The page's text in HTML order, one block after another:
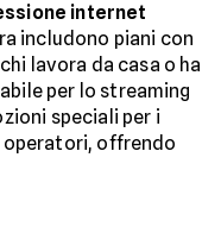
internet
includono piani con
lavora da casa o ha
per lo streaming
speciali per i
operatori, offrendo